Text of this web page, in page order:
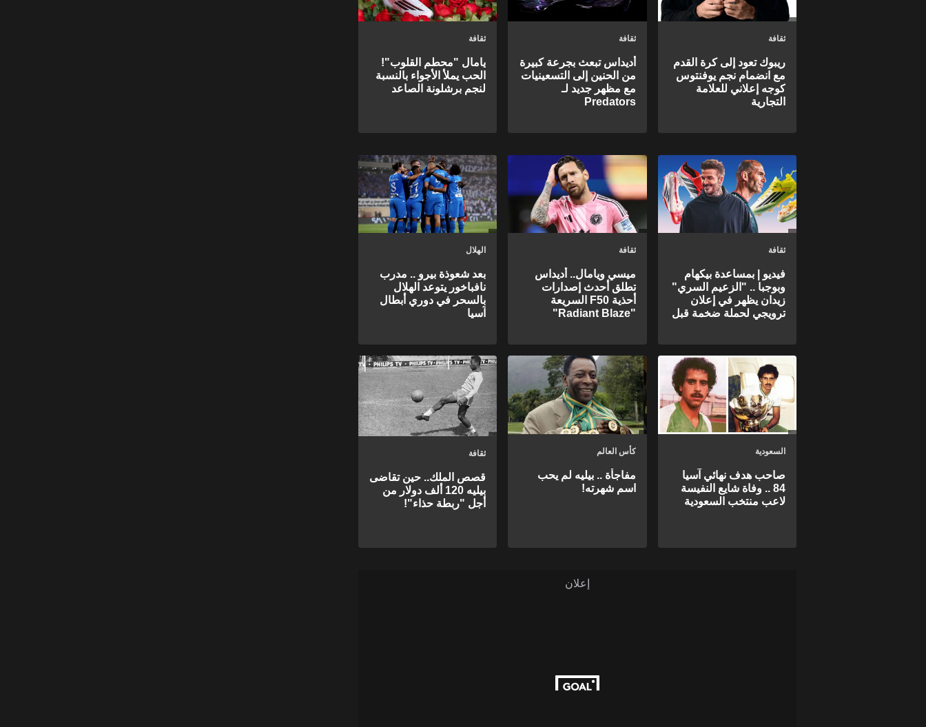
ثقافة
ريبوك تعود إلى كرة القدم
مع انضمام نجم يوفنتوس
كوجه إعلاني للعلامة
التجارية
ثقافة
أديداس تبعث بجرعة كبيرة
من الحنين إلى التسعينيات
مع مظهر جديد لـ
Predators
ثقافة
يامال "محطم القلوب"!
الحب يملأ الأجواء بالنسبة
لنجم برشلونة الصاعد
ثقافة
فيديو | بمساعدة بيكهام
وبوجبا .. "الزعيم السري"
زيدان يظهر في إعلان
ترويجي لحملة ضخمة قبل
ثقافة
ميسي ويامال.. أديداس
تطلق أحدث إصدارات
أحذية F50 السريعة
"Radiant Blaze"
الهلال
بعد شعوذة بيرو .. مدرب
نافباخور يتوعد الهلال
بالسحر في دوري أبطال
آسيا
السعودية
صاحب هدف نهائي آسيا
84 .. وفاة شايع النفيسة
لاعب منتخب السعودية
كأس العالم
مفاجأة .. بيليه لم يحب
اسم شهرته!
ثقافة
قصص الملك.. حين تقاضى
بيليه 120 ألف دولار من
أجل "ربطة حذاء"!